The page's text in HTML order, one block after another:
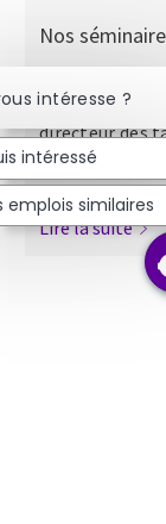
Nos
Que ce soit
major dans
directeur des
apporter...
Lire la suite
intéresse ?
intéressé
emplois similaires